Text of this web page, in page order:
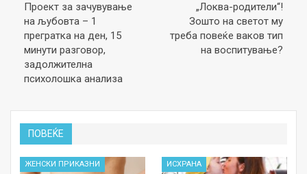
Проект за зачувување
на љубовта – 1
прегратка на ден, 15
минути разговор,
задолжителна
психолошка анализа
„Локва-родители“!
Зошто на светот му
треба повеќе ваков тип
на воспитување?
ПОВЕЌЕ
ЖЕНСКИ ПРИКАЗНИ ИСХРАНА